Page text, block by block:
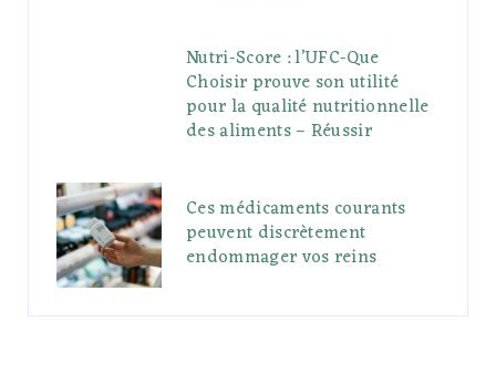
Nutri-Score : l’UFC-Que
Choisir prouve son utilité
pour la qualité nutritionnelle
des aliments – Réussir
Ces médicaments courants
peuvent discrètement
endommager vos reins